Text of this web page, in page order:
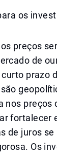
os
preços
de
prazo
nos preços
fortalecer
de juros
Os